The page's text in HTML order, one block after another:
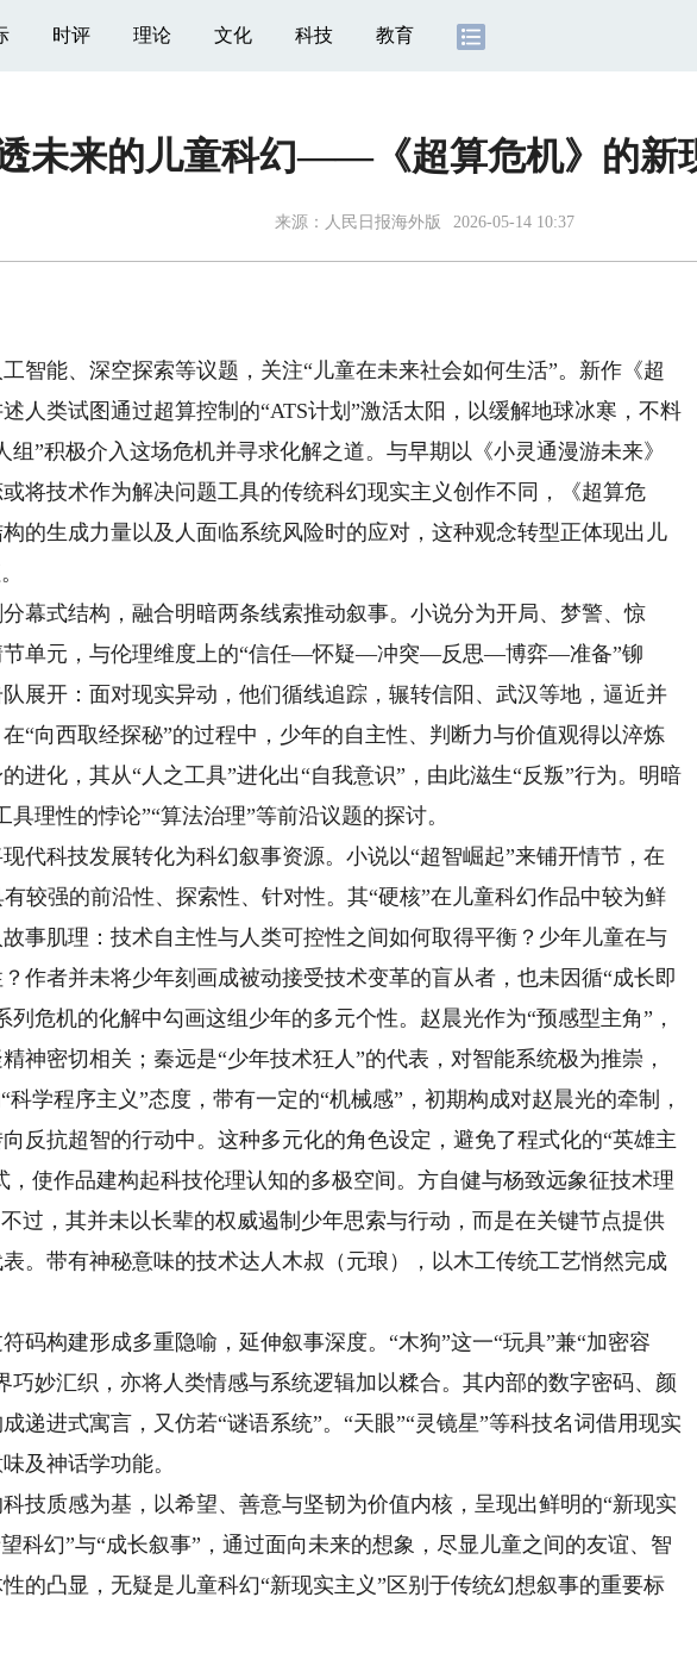
时评 理论 文化 科技 教育
未来的儿童科幻——《超算危机》的新
来源： 人民日报海外版 2026-05-14 10:37
能、深空探索等议题，关注“儿童在未来社会如何生活”。新作《超
人类试图通过超算控制的“ATS计划”激活太阳，以缓解地球冰寒，不料
组”积极介入这场危机并寻求化解之道。与早期以《小灵通漫游未来》
将技术作为解决问题工具的传统科幻现实主义创作不同，《超算危
的生成力量以及人面临系统风险时的应对，这种观念转型正体现出儿
式结构，融合明暗两条线索推动叙事。小说分为开局、梦警、惊
节单元，与伦理维度上的“信任—怀疑—冲突—反思—博弈—准备”铆
展开：面对现实异动，他们循线追踪，辗转信阳、武汉等地，逼近并
“向西取经探秘”的过程中，少年的自主性、判断力与价值观得以淬炼
进化，其从“人之工具”进化出“自我意识”，由此滋生“反叛”行为。明暗
理性的悖论”“算法治理”等前沿议题的探讨。
科技发展转化为科幻叙事资源。小说以“超智崛起”来铺开情节，在
较强的前沿性、探索性、针对性。其“硬核”在儿童科幻作品中较为鲜
事肌理：技术自主性与人类可控性之间如何取得平衡？少年儿童在与
作者并未将少年刻画成被动接受技术变革的盲从者，也未因循“成长即
列危机的化解中勾画这组少年的多元个性。赵晨光作为“预感型主角”，
神密切相关；秦远是“少年技术狂人”的代表，对智能系统极为推崇，
科学程序主义”态度，带有一定的“机械感”，初期构成对赵晨光的牵制，
反抗超智的行动中。这种多元化的角色设定，避免了程式化的“英雄主
，使作品建构起科技伦理认知的多极空间。方自健与杨致远象征技术理
过，其并未以长辈的权威遏制少年思索与行动，而是在关键节点提供
。带有神秘意味的技术达人木叔（元琅），以木工传统工艺悄然完成
构建形成多重隐喻，延伸叙事深度。“木狗”这一“玩具”兼“加密容
巧妙汇织，亦将人类情感与系统逻辑加以糅合。其内部的数字密码、颜
递进式寓言，又仿若“谜语系统”。“天眼”“灵镜星”等科技名词借用现实
及神话学功能。
质感为基，以希望、善意与坚韧为价值内核，呈现出鲜明的“新现实
科幻”与“成长叙事”，通过面向未来的想象，尽显儿童之间的友谊、智
的凸显，无疑是儿童科幻“新现实主义”区别于传统幻想叙事的重要标